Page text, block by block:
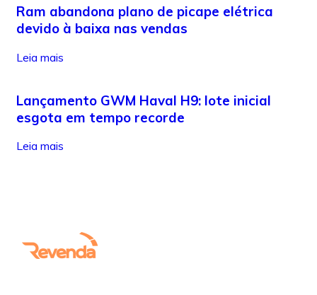
Ram abandona plano de picape elétrica
devido à baixa nas vendas
Leia mais
Lançamento GWM Haval H9: lote inicial
esgota em tempo recorde
Leia mais